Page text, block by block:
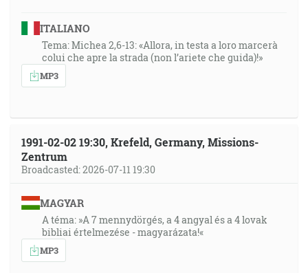
ITALIANO
Tema: Michea 2,6-13: «Allora, in testa a loro marcerà
colui che apre la strada (non l’ariete che guida)!»
MP3
1991-02-02 19:30, Krefeld, Germany, Missions-
Zentrum
Broadcasted: 2026-07-11 19:30
MAGYAR
A téma: »A 7 mennydörgés, a 4 angyal és a 4 lovak
bibliai értelmezése - magyarázata!«
MP3